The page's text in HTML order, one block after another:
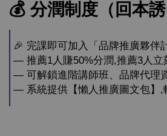
💰 分潤制度（回本誘
🎉 完課即可加入「品牌推廣夥伴
— 推薦1人賺50%分潤,推薦3人立
— 可解鎖進階講師班、品牌代理
— 系統提供【懶人推廣圖文包】,